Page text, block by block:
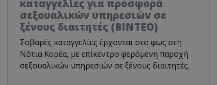
καταγγελίες για προσφορά
σεξουαλικών υπηρεσιών σε
ξένους διαιτητές (BINTEO)
Σοβαρές καταγγελίες έρχονται στο φως στη
Νότια Κορέα, με επίκεντρο φερόμενη παροχή
σεξουαλικών υπηρεσιών σε ξένους διαιτητές.